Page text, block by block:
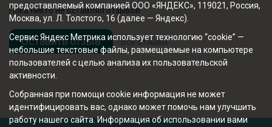
Пока никто не оставлял отзывов
Оставить отзыв Все отзывы
предоставляемый компанией ООО «ЯНДЕКС», 119021, Россия,
Москва, ул. Л. Толстого, 16 (далее — Яндекс).
Сервис Яндекс Метрика использует технологию “cookie” —
небольшие текстовые файлы, размещаемые на компьютере
пользователей с целью анализа их пользовательской
активности.
Собранная при помощи cookie информация не может
идентифицировать вас, однако может помочь нам улучшить
работу нашего сайта. Информация об использовании вами